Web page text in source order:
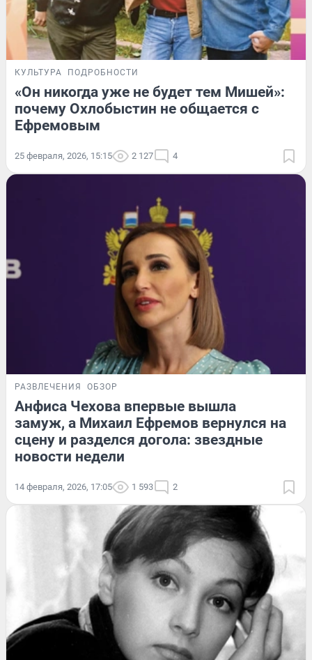
КУЛЬТУРА ПОДРОБНОСТИ
«Он никогда уже не будет тем Мишей»:
почему Охлобыстин не общается с
Ефремовым
25 февраля, 2026, 15:15 2 127 4
РАЗВЛЕЧЕНИЯ ОБЗОР
Анфиса Чехова впервые вышла
замуж, а Михаил Ефремов вернулся на
сцену и разделся догола: звездные
новости недели
14 февраля, 2026, 17:05 1 593 2